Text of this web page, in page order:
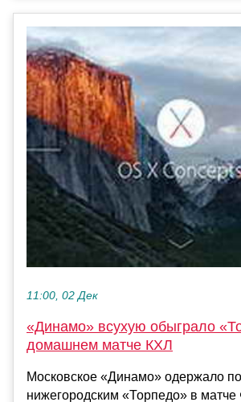
11:00, 02 Дек
«Динамо» всухую обыграло
домашнем матче КХЛ
Московское «Динамо» одержало
нижегородским «Торпедо» в матче